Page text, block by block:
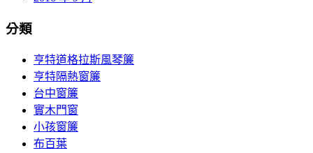
分類
亨特道格拉斯風琴簾
亨特隔熱窗簾
台中窗簾
實木門窗
小孩窗簾
布百葉